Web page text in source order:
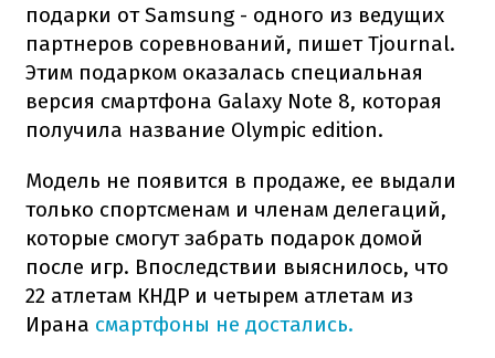
подарки от Samsung - одного из ведущих
партнеров соревнований, пишет Tjournal.
Этим подарком оказалась специальная
версия смартфона Galaxy Note 8, которая
получила название Olympic edition.
Модель не появится в продаже, ее выдали
только спортсменам и членам делегаций,
которые смогут забрать подарок домой
после игр. Впоследствии выяснилось, что
22 атлетам КНДР и четырем атлетам из
Ирана смартфоны не достались.